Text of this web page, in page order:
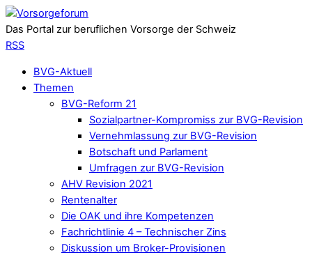
Das Portal zur beruflichen Vorsorge der Schweiz
RSS
BVG-Aktuell
Themen
BVG-Reform 21
Sozialpartner-Kompromiss zur BVG-Revision
Vernehmlassung zur BVG-Revision
Botschaft und Parlament
Umfragen zur BVG-Revision
AHV Revision 2021
Rentenalter
Die OAK und ihre Kompetenzen
Fachrichtlinie 4 – Technischer Zins
Diskussion um Broker-Provisionen